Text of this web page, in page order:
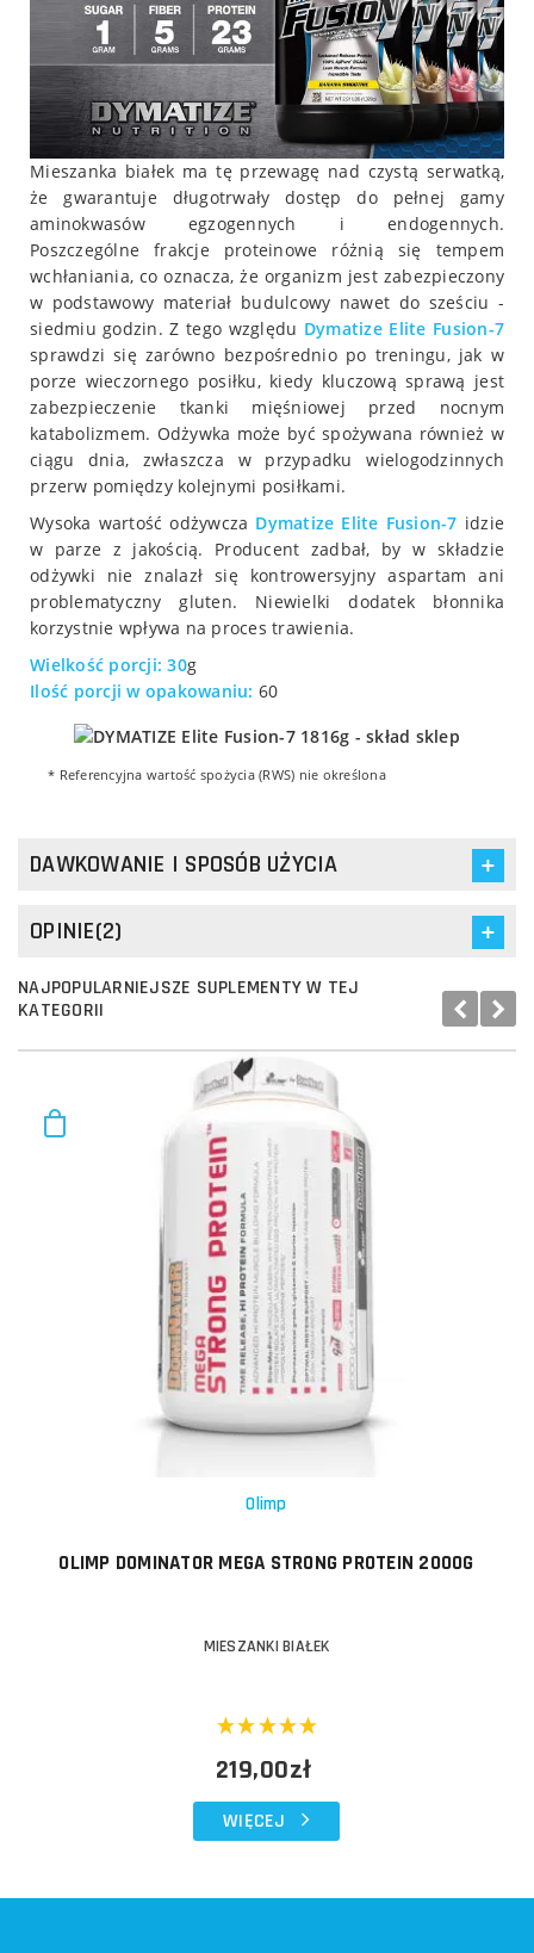
Mieszanka białek ma tę przewagę nad czystą serwatką,
że gwarantuje długotrwały dostęp do pełnej gamy
aminokwasów egzogennych i endogennych.
Poszczególne frakcje proteinowe różnią się tempem
wchłaniania, co oznacza, że organizm jest zabezpieczony
w podstawowy materiał budulcowy nawet do sześciu -
siedmiu godzin. Z tego względu Dymatize Elite Fusion-7
sprawdzi się zarówno bezpośrednio po treningu, jak w
porze wieczornego posiłku, kiedy kluczową sprawą jest
zabezpieczenie tkanki mięśniowej przed nocnym
katabolizmem. Odżywka może być spożywana również w
ciągu dnia, zwłaszcza w przypadku wielogodzinnych
przerw pomiędzy kolejnymi posiłkami.
Wysoka wartość odżywcza Dymatize Elite Fusion-7 idzie
w parze z jakością. Producent zadbał, by w składzie
odżywki nie znalazł się kontrowersyjny aspartam ani
problematyczny gluten. Niewielki dodatek błonnika
korzystnie wpływa na proces trawienia.
Wielkość porcji: 30g
Ilość porcji w opakowaniu: 60
* Referencyjna wartość spożycia (RWS) nie określona
DAWKOWANIE I SPOSÓB UŻYCIA
OPINIE(2)
NAJPOPULARNIEJSZE SUPLEMENTY W TEJ
KATEGORII
Olimp
OLIMP DOMINATOR MEGA STRONG PROTEIN 2000G
MIESZANKI BIAŁEK
219,00zł
WIĘCEJ